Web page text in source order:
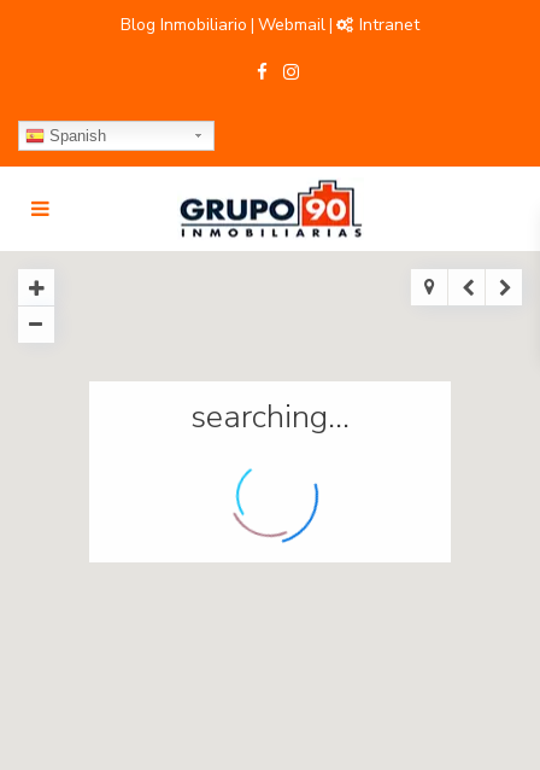
Blog Inmobiliario | Webmail| Intranet
Spanish
searching...